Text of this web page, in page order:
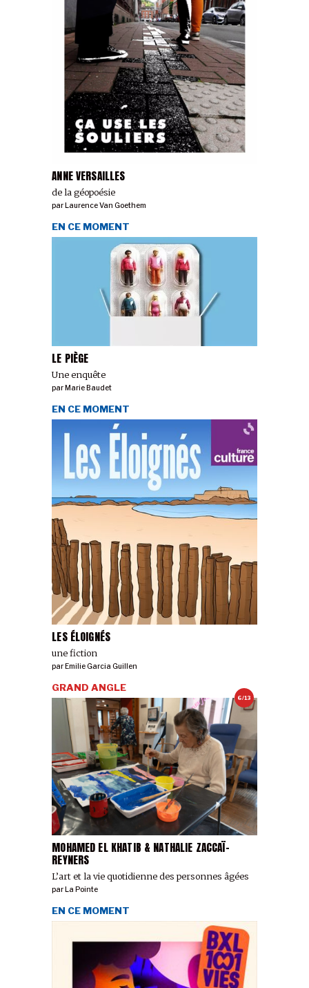
ANNE VERSAILLES
de la géopoésie
par Laurence Van Goethem
LE PIÈGE
Une enquête
EN CE MOMENT
parMarie Baudet
LES ÉLOIGNÉS
une fiction
EN CE MOMENT
par Emilie Garcia Guillen
6/13
MOHAMED EL KHATIB & NATHALIE ZACCAÏ-
REYNERS
L’art et la vie quotidienne des personnes âgées
GRAND ANGLE
parLa Pointe
EN CE MOMENT